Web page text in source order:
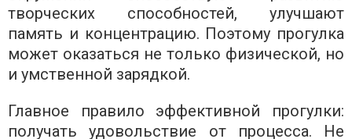
творческих способностей, улучшают
память и концентрацию. Поэтому прогулка
может оказаться не только физической, но
и умственной зарядкой.
Главное правило эффективной прогулки:
получать удовольствие от процесса. Не